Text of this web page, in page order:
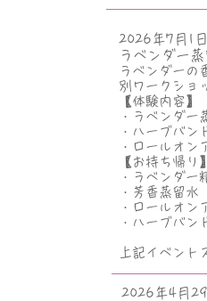
2026年7月1
ラベンダー
ラベンダーの
別ワークショ
【体験内容】
・ラベンダー
・ハーブバン
・ロールオン
【お持ち帰り】
・ラベンダー
・芳香蒸留水
・ロールオン
・ハーブバン
上記​イベント
2026年4月